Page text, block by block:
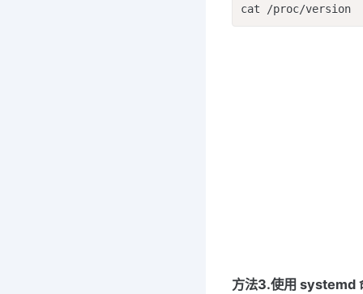
cat /proc/version
方法3.使用 systemd